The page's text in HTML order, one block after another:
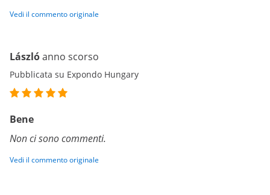
Vedi il commento originale
Lászlóanno scorso
Pubblicata su Expondo Hungary
Bene
Non ci sono commenti.
Vedi il commento originale